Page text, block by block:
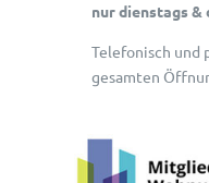
nur dienstags &
Telefonisch und
gesamten